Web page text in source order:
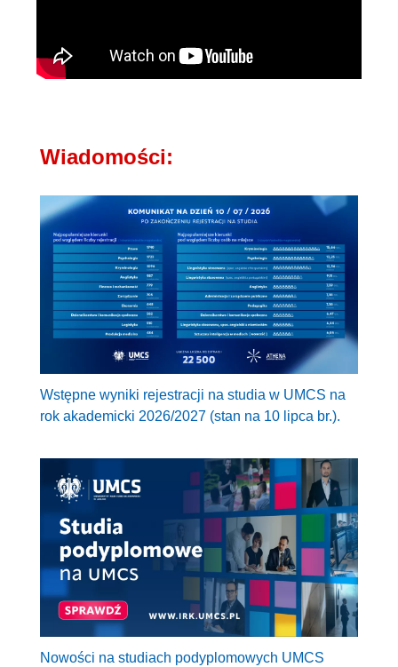
Wiadomości:
Wstępne wyniki rejestracji na studia w UMCS na
rok akademicki 2026/2027 (stan na 10 lipca br.).
Nowości na studiach podyplomowych UMCS